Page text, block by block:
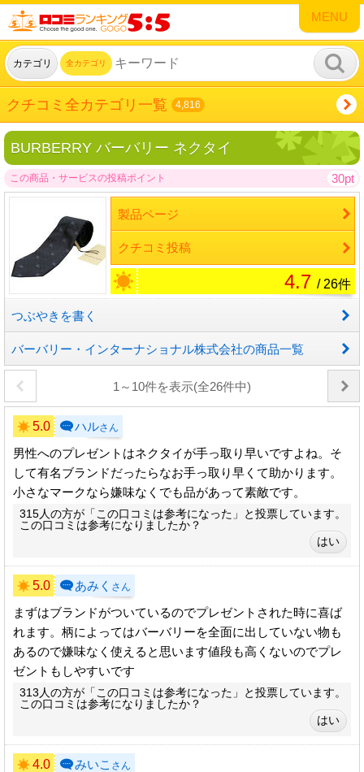
MENU
カテゴリ 全カテゴリ
クチコミ全カテゴリ一覧 4,816
BURBERRY バーバリー ネクタイ
この商品・サービスの投稿ポイント 30pt
製品ページ
クチコミ投稿
4.7 / 26件
つぶやきを書く
バーバリー・インターナショナル株式会社の商品一覧
1～10件を表示(全26件中)
5.0 ハルさん
男性へのプレゼントはネクタイが手っ取り早いですよね。そ
して有名ブランドだったらなお手っ取り早くて助かります。
小さなマークなら嫌味なくでも品があって素敵です。
315人の方が「この口コミは参考になった」と投票しています。
この口コミは参考になりましたか？
5.0 あみく さん
まずはブランドがついているのでプレゼントされた時に喜ば
れます。柄によってはバーバリーを全面に出していない物も
あるので嫌味なく使えると思います値段も高くないのでプレ
ゼントもしやすいです
313人の方が「この口コミは参考になった」と投票しています。
この口コミは参考になりましたか？
4.0 みいこ さん